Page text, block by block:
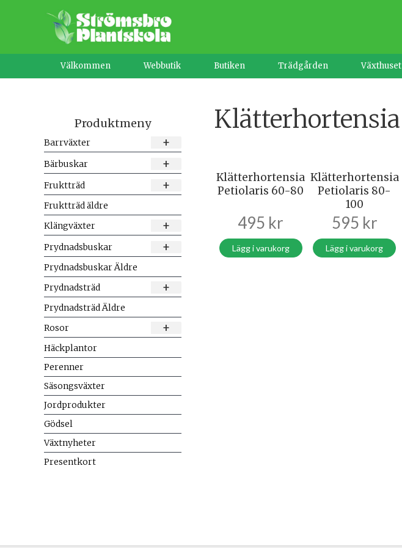
Välkommen Webbutik Butiken Trädgården Växthuset
Klätterhortensia
Klätterhortensia
Petiolaris 60-80
495 kr
Lägg i varukorg
Klätterhortensia
Petiolaris 80-
100
595 kr
Lägg i varukorg
Produktmeny
+
Barrväxter
+
Bärbuskar
+
Fruktträd
Fruktträd äldre
+
Klängväxter
+
Prydnadsbuskar
Prydnadsbuskar Äldre
+
Prydnadsträd
Prydnadsträd Äldre
+
Rosor
Häckplantor
Perenner
Säsongsväxter
Jordprodukter
Gödsel
Växtnyheter
Presentkort